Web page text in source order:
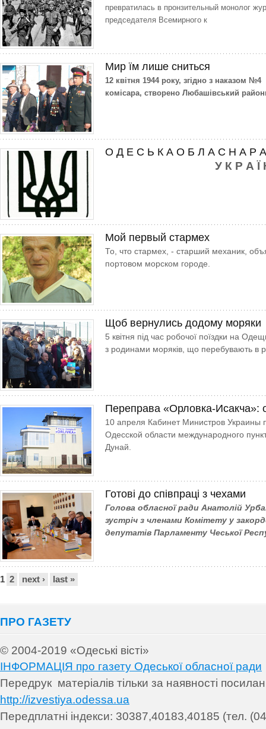
превратилась в пронзительный монолог
председателя Всемирного к
Мир їм лише сниться
12 квітня 1944 року, згідно з наказом
комісара, створено Любашівський
О Д Е С Ь К А О Б Л А С Н А Р
У К Р А Ї
Мой первый стармех
То, что стармех, - старший механик,
портовом морском городе.
Щоб вернулись додому моряки
5 квітня під час робочої поїздки на
з родинами моряків, що перебувають в
Переправа «Орловка-Исакча»:
10 апреля Кабинет Министров Украины
Одесской области международного
Дунай.
Готові до співпраці з чехами
Голова обласної ради Анатолій
зустріч з членами Комітету у
депутатів Парламенту Чеської
Сторінки
1 2 next › last »
ПРО ГАЗЕТУ
© 2004-2019 «Одеські вісті»
ІНФОРМАЦІЯ про газету Одеської обласної ради
Передрук матеріалів тільки за наявності
http://izvestiya.odessa.ua
Передплатні індекси: 30387,40183,40185 (тел.